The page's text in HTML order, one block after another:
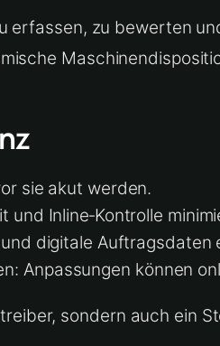
erfassen, zu bewerten
sie akut werden.
Inline‑Kontrolle
digitale
Anpassungen können
sondern auch ein